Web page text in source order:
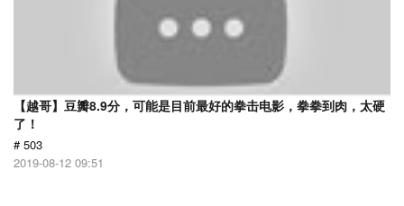
【越哥】豆瓣8.9分，可能是目前最好的拳击电影，拳拳到肉，太硬
了！
# 503
2019-08-12 09:51